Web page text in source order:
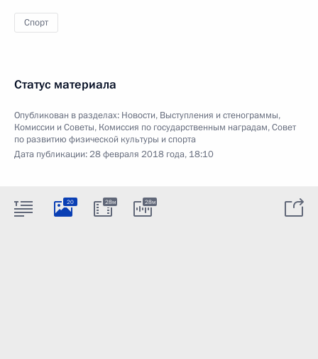
Спорт
Статус материала
Опубликован в разделах: Новости, Выступления и стенограммы,
Комиссии и Советы, Комиссия по государственным наградам,Совет
по развитию физической культуры и спорта
Дата публикации:28 февраля 2018 года, 18:10
20 28м 28м